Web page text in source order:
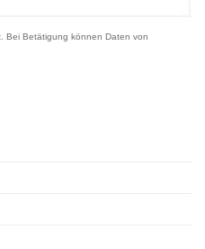
Bei Betätigung können Daten von